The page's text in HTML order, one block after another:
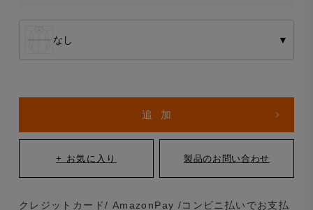
なし ▼
クレジットカード/ AmazonPay /コンビニ払いでお支払